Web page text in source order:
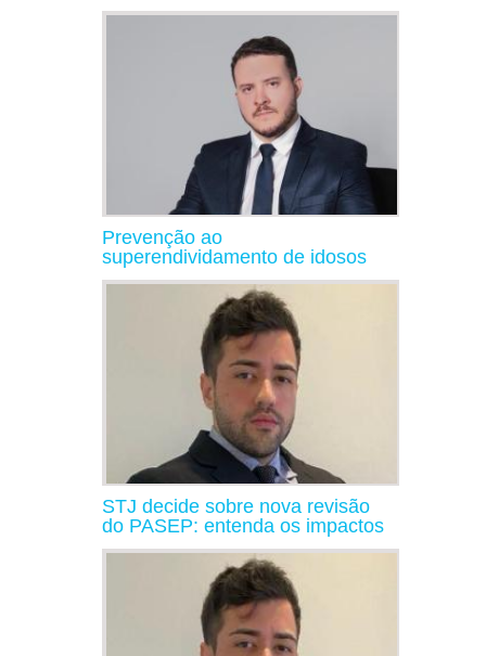
Prevenção ao
superendividamento de idosos
STJ decide sobre nova revisão
do PASEP: entenda os impactos